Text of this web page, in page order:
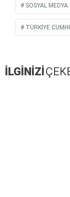
SOSYAL
TÜRKIYE
İLGİNİZİ